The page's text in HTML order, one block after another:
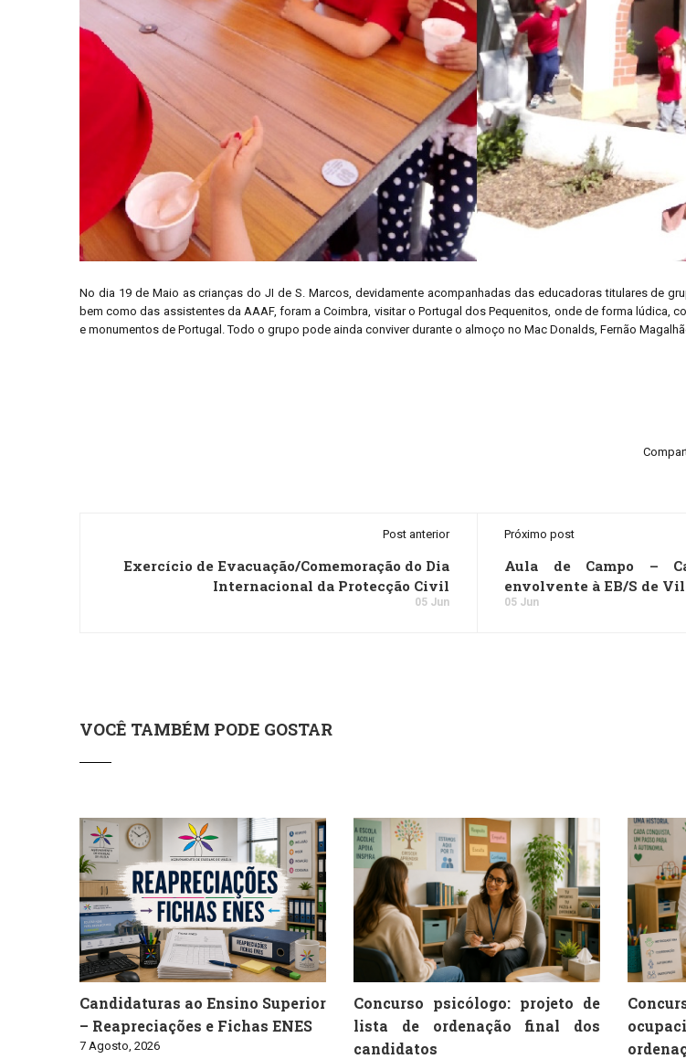
No dia 19 de Maio as crianças do JI de S. Marcos, devidamente acompanhadas das educadoras titulares de
bem como das assistentes da AAAF, foram a Coimbra, visitar o Portugal dos Pequenitos, onde de forma lúdica,
e monumentos de Portugal. Todo o grupo pode ainda conviver durante o almoço no Mac Donalds, Fernão
Post anterior
Exercício de Evacuação/Comemoração do Dia
Internacional da Protecção Civil
05 Jun
Próximo post
Aula de Campo –
envolvente à EB/S de
05 Jun
VOCÊ TAMBÉM PODE GOSTAR
Candidaturas ao Ensino Superior
– Reapreciações e Fichas ENES
7 Agosto, 2026
Concurso psicólogo: projeto de
lista de ordenação final dos
candidatos